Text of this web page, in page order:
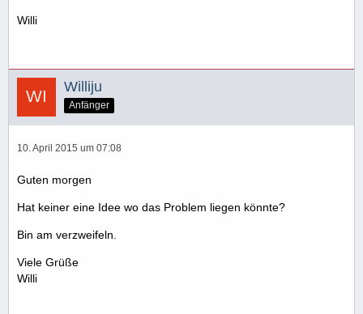
Willi
Williju
Anfänger
10. April 2015 um 07:08
Guten morgen
Hat keiner eine Idee wo das Problem liegen könnte?
Bin am verzweifeln.
Viele Grüße
Willi